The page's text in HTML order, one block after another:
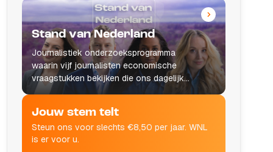
Stand van Nederland
Journalistiek onderzoeksprogramma
waarin vijf journalisten economische
vraagstukken bekijken die ons dagelijks
leven raken.
Jouw stem telt
Steun ons voor slechts €8,50 per jaar. WNL
is er voor u.